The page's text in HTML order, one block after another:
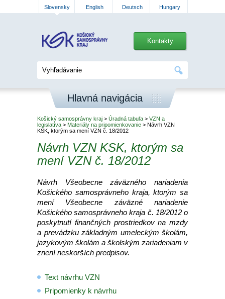
Slovensky English Deutsch Hungary
Kontakty
Hlavná navigácia
Košický samosprávny kraj > Úradná tabuľa > VZN a
legislatíva > Materiály na pripomienkovanie > Návrh VZN
KSK, ktorým sa mení VZN č. 18/2012
Návrh VZN KSK, ktorým sa
mení VZN č. 18/2012
Návrh Všeobecne záväzného nariadenia
Košického samosprávneho kraja, ktorým sa
mení Všeobecne záväzné nariadenie
Košického samosprávneho kraja č. 18/2012 o
poskytnutí finančných prostriedkov na mzdy
a prevádzku základným umeleckým školám,
jazykovým školám a školským zariadeniam v
znení neskorších predpisov.
Text návrhu VZN
Pripomienky k návrhu